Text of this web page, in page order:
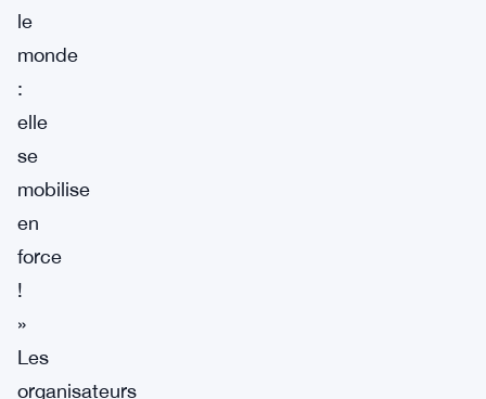
le
monde
:
elle
se
mobilise
en
force
!
»
Les
organisateurs